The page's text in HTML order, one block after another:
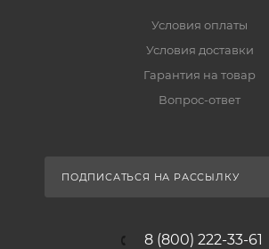
Условия оплаты
Условия доставки
Гарантия на товар
Вопрос-ответ
ПОДПИСАТЬСЯ НА РАССЫЛКУ
8 (800) 222-33-61